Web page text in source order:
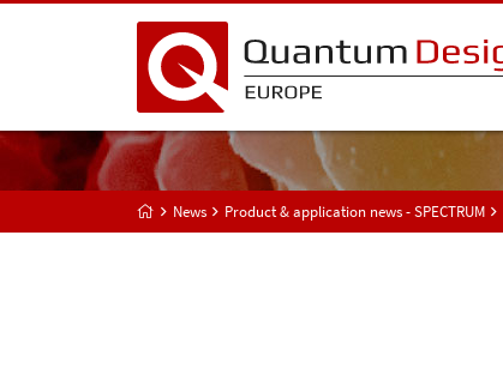
News Product & application news - SPECTRUM